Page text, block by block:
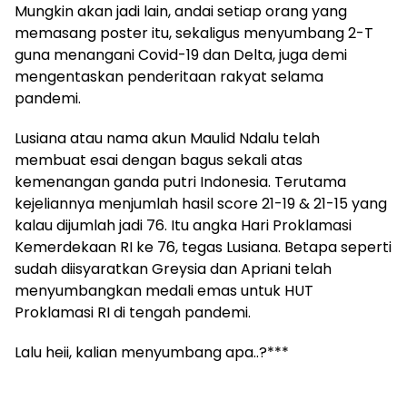
Mungkin akan jadi lain, andai setiap orang yang
memasang poster itu, sekaligus menyumbang 2-T
guna menangani Covid-19 dan Delta, juga demi
mengentaskan penderitaan rakyat selama
pandemi.
Lusiana atau nama akun Maulid Ndalu telah
membuat esai dengan bagus sekali atas
kemenangan ganda putri Indonesia. Terutama
kejeliannya menjumlah hasil score 21-19 & 21-15 yang
kalau dijumlah jadi 76. Itu angka Hari Proklamasi
Kemerdekaan RI ke 76, tegas Lusiana. Betapa seperti
sudah diisyaratkan Greysia dan Apriani telah
menyumbangkan medali emas untuk HUT
Proklamasi RI di tengah pandemi.
Lalu heii, kalian menyumbang apa..?***